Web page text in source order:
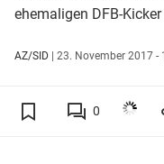
ehemaligen DFB-Kicker
AZ/SID | 23. November 2017 -
0